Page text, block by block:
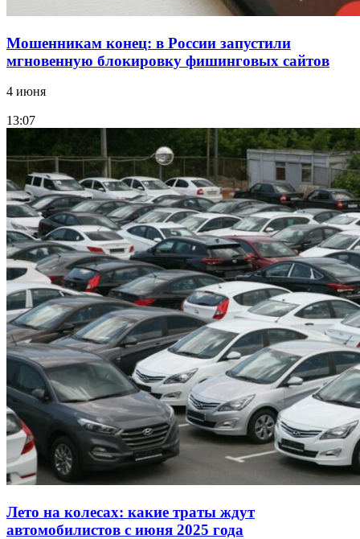
Мошенникам конец: в России запустили
мгновенную блокировку фишинговых сайтов
4 июня
13:07
Лето на колесах: какие траты ждут
автомобилистов с июня 2025 года